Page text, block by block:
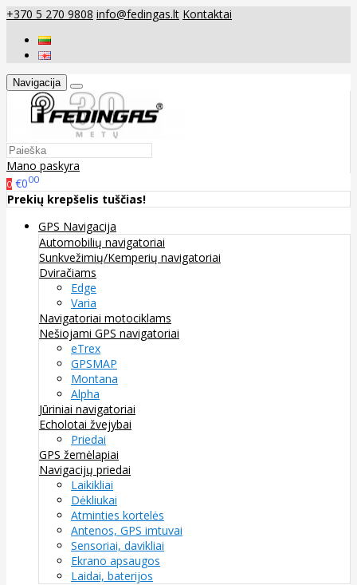
+370 5 270 9808 info@fedingas.lt Kontaktai
Navigacija
Mano paskyra
0 €000
Prekių krepšelis tuščias!
GPS Navigacija
Automobilių navigatoriai
Sunkvežimių/Kemperių navigatoriai
Dviračiams
Edge
Varia
Navigatoriai motociklams
Nešiojami GPS navigatoriai
eTrex
GPSMAP
Montana
Alpha
Jūriniai navigatoriai
Echolotai žvejybai
Priedai
GPS žemėlapiai
Navigacijų priedai
Laikikliai
Dėkliukai
Atminties kortelės
Antenos, GPS imtuvai
Sensoriai, davikliai
Ekrano apsaugos
Laidai, baterijos